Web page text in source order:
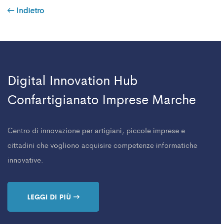
Indietro
Digital Innovation Hub
Confartigianato Imprese Marche
Centro di innovazione per artigiani, piccole imprese e
cittadini che vogliono acquisire competenze informatiche
innovative.
LEGGI DI PIÙ